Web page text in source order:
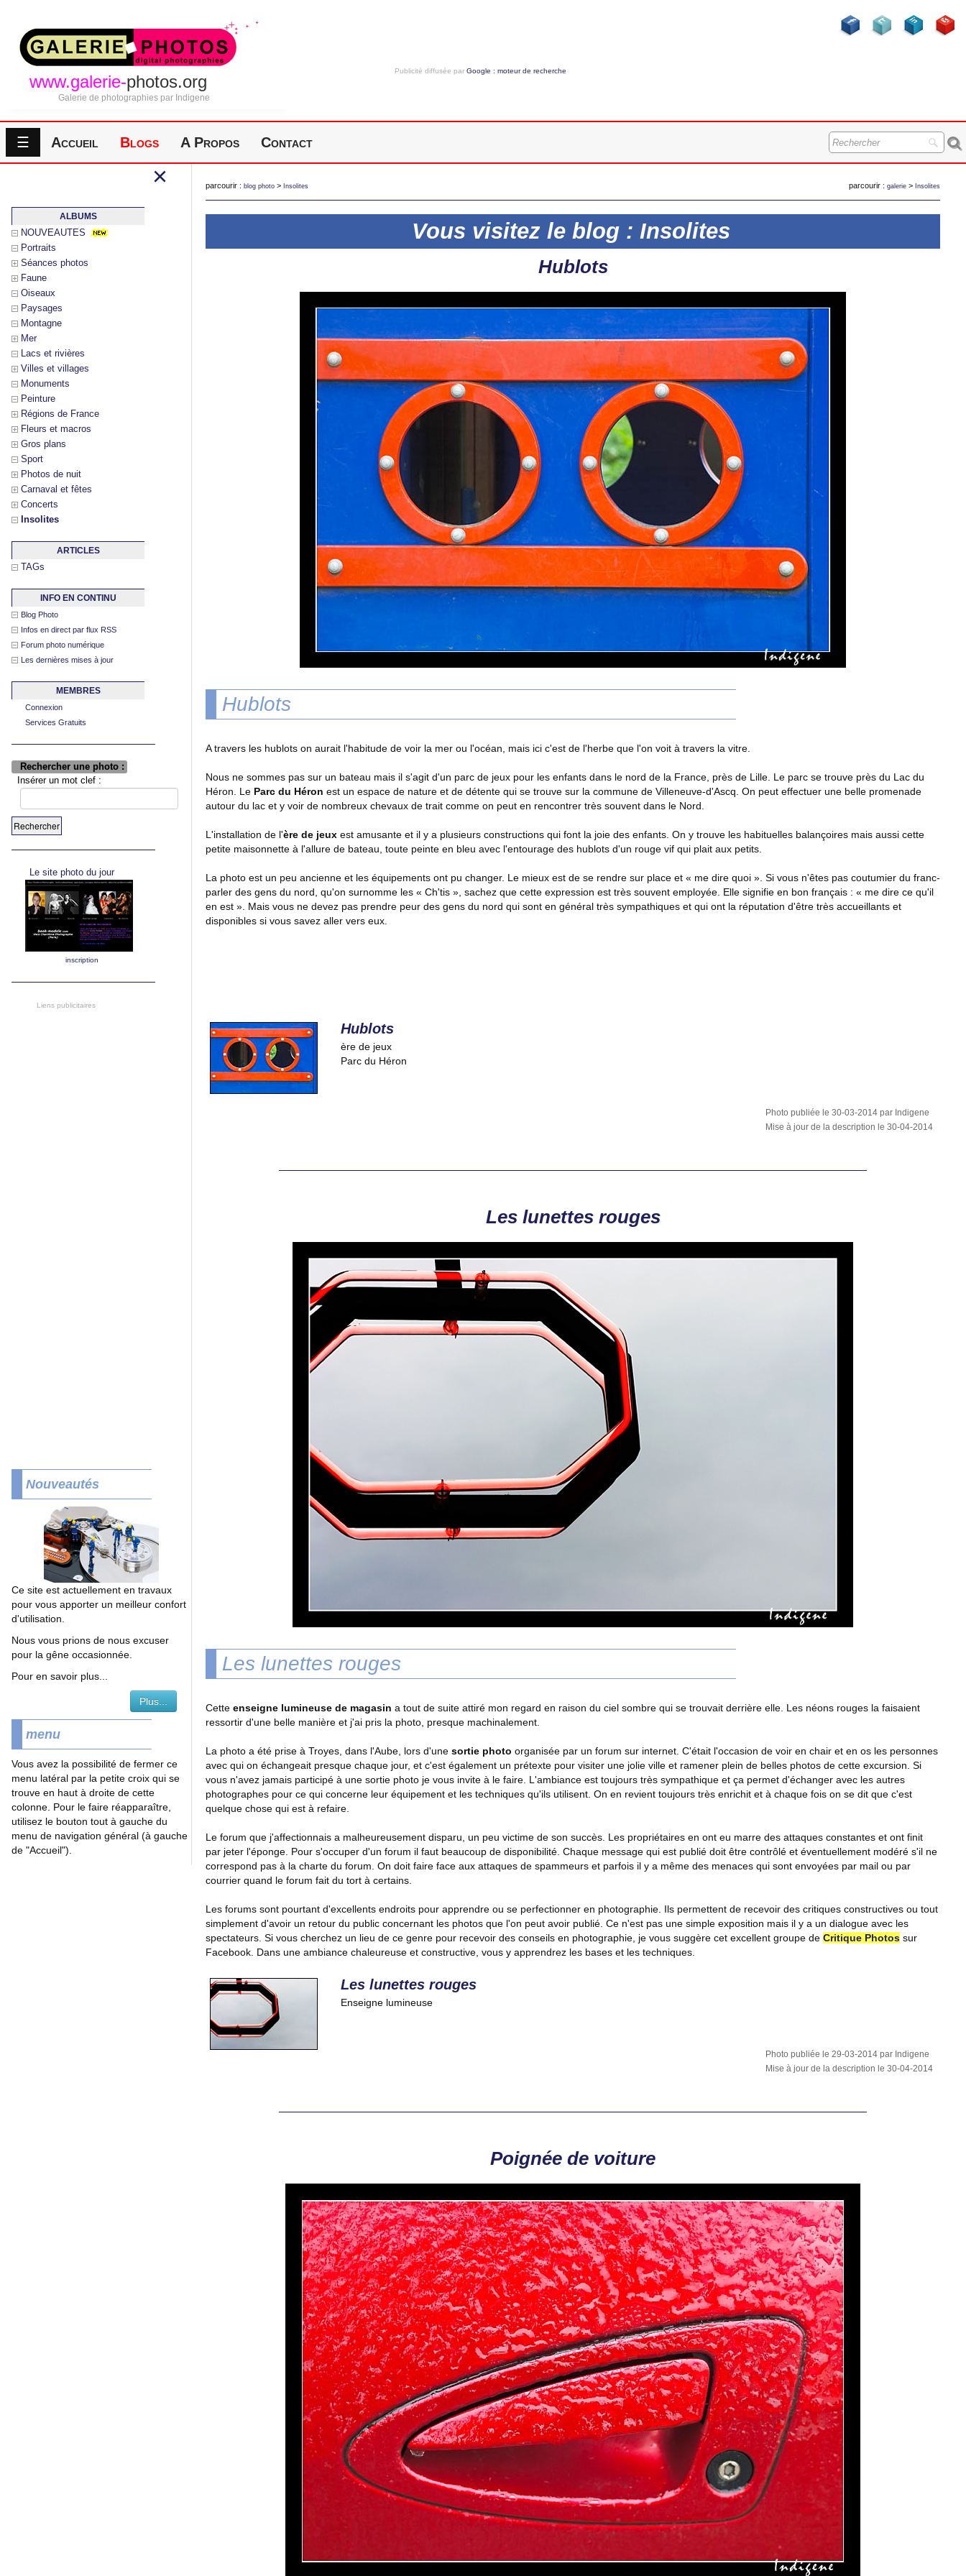
www.galerie-photos.org
Galerie de photographies par Indigene
Publicité diffusée par Google : moteur de recherche
☰ Accueil Blogs A Propos Contact
×
ALBUMS
NOUVEAUTES
Portraits
Séances photos
Faune
Oiseaux
Paysages
Montagne
Mer
Lacs et rivières
Villes et villages
Monuments
Peinture
Régions de France
Fleurs et macros
Gros plans
Sport
Photos de nuit
Carnaval et fêtes
Concerts
Insolites
ARTICLES
TAGs
INFO EN CONTINU
Blog Photo
Infos en direct par flux RSS
Forum photo numérique
Les dernières mises à jour
MEMBRES
Connexion
Services Gratuits
Rechercher une photo :
Insérer un mot clef :
Le site photo du jour
inscription
Liens publicitaires
Nouveautés
Ce site est actuellement en travaux
pour vous apporter un meilleur confort
d'utilisation.
Nous vous prions de nous excuser
pour la gêne occasionnée.
Pour en savoir plus...
Plus...
menu
Vous avez la possibilité de fermer ce
menu latéral par la petite croix qui se
trouve en haut à droite de cette
colonne. Pour le faire réapparaître,
utilisez le bouton tout à gauche du
menu de navigation général (à gauche
de "Accueil").
parcourir : blog photo > Insolites parcourir : galerie > Insolites
Vous visitez le blog : Insolites
Hublots
Hublots
A travers les hublots on aurait l'habitude de voir la mer ou l'océan, mais ici c'est de l'herbe que l'on voit à travers la vitre.
Nous ne sommes pas sur un bateau mais il s'agit d'un parc de jeux pour les enfants dans le nord de la France, près de Lille. Le parc se trouve près du Lac du
Héron. Le Parc du Héron est un espace de nature et de détente qui se trouve sur la commune de Villeneuve-d'Ascq. On peut effectuer une belle promenade
autour du lac et y voir de nombreux chevaux de trait comme on peut en rencontrer très souvent dans le Nord.
L'installation de l'ère de jeux est amusante et il y a plusieurs constructions qui font la joie des enfants. On y trouve les habituelles balançoires mais aussi cette
petite maisonnette à l'allure de bateau, toute peinte en bleu avec l'entourage des hublots d'un rouge vif qui plait aux petits.
La photo est un peu ancienne et les équipements ont pu changer. Le mieux est de se rendre sur place et « me dire quoi ». Si vous n'êtes pas coutumier du franc-
parler des gens du nord, qu'on surnomme les « Ch'tis », sachez que cette expression est très souvent employée. Elle signifie en bon français : « me dire ce qu'il
en est ». Mais vous ne devez pas prendre peur des gens du nord qui sont en général très sympathiques et qui ont la réputation d'être très accueillants et
disponibles si vous savez aller vers eux.
Hublots
ère de jeux
Parc du Héron
Photo publiée le 30-03-2014 par Indigene
Mise à jour de la description le 30-04-2014
Les lunettes rouges
Les lunettes rouges
Cette enseigne lumineuse de magasin a tout de suite attiré mon regard en raison du ciel sombre qui se trouvait derrière elle. Les néons rouges la faisaient
ressortir d'une belle manière et j'ai pris la photo, presque machinalement.
La photo a été prise à Troyes, dans l'Aube, lors d'une sortie photo organisée par un forum sur internet. C'était l'occasion de voir en chair et en os les personnes
avec qui on échangeait presque chaque jour, et c'est également un prétexte pour visiter une jolie ville et ramener plein de belles photos de cette excursion. Si
vous n'avez jamais participé à une sortie photo je vous invite à le faire. L'ambiance est toujours très sympathique et ça permet d'échanger avec les autres
photographes pour ce qui concerne leur équipement et les techniques qu'ils utilisent. On en revient toujours très enrichit et à chaque fois on se dit que c'est
quelque chose qui est à refaire.
Le forum que j'affectionnais a malheureusement disparu, un peu victime de son succès. Les propriétaires en ont eu marre des attaques constantes et ont finit
par jeter l'éponge. Pour s'occuper d'un forum il faut beaucoup de disponibilité. Chaque message qui est publié doit être contrôlé et éventuellement modéré s'il ne
correspond pas à la charte du forum. On doit faire face aux attaques de spammeurs et parfois il y a même des menaces qui sont envoyées par mail ou par
courrier quand le forum fait du tort à certains.
Les forums sont pourtant d'excellents endroits pour apprendre ou se perfectionner en photographie. Ils permettent de recevoir des critiques constructives ou tout
simplement d'avoir un retour du public concernant les photos que l'on peut avoir publié. Ce n'est pas une simple exposition mais il y a un dialogue avec les
spectateurs. Si vous cherchez un lieu de ce genre pour recevoir des conseils en photographie, je vous suggère cet excellent groupe de Critique Photos sur
Facebook. Dans une ambiance chaleureuse et constructive, vous y apprendrez les bases et les techniques.
Les lunettes rouges
Enseigne lumineuse
Photo publiée le 29-03-2014 par Indigene
Mise à jour de la description le 30-04-2014
Poignée de voiture